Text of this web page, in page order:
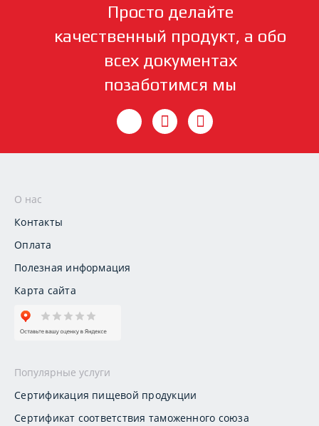
Просто делайте
качественный продукт, а обо
всех документах
позаботимся мы
О нас
Контакты
Оплата
Полезная информация
Карта сайта
Популярные услуги
Сертификация пищевой продукции
Сертификат соответствия таможенного союза